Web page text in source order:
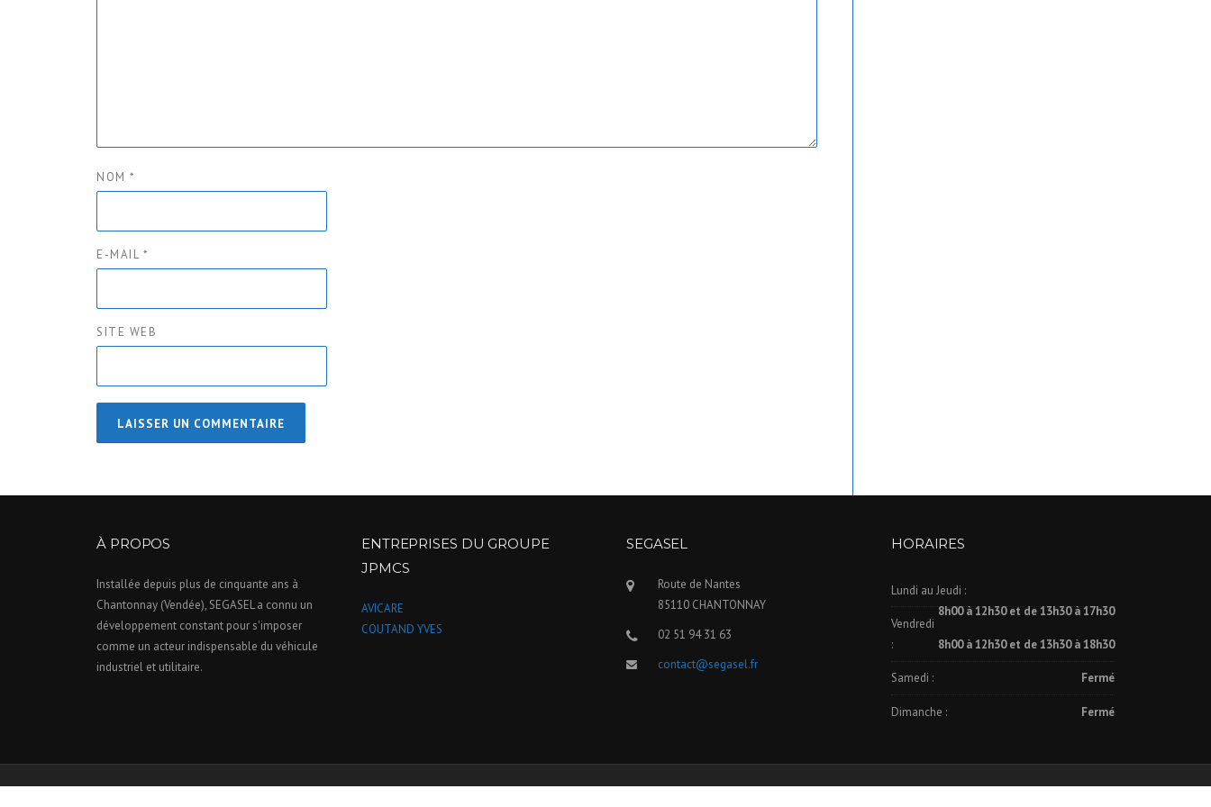
NOM *
E-MAIL *
SITE WEB
À PROPOS
Installée depuis plus de cinquante ans à
Chantonnay (Vendée), SEGASEL a connu un
développement constant pour s'imposer
comme un acteur indispensable du véhicule
industriel et utilitaire.
ENTREPRISES DU GROUPE
JPMCS
AVICARE
COUTAND YVES
SEGASEL
Route de Nantes
85110 CHANTONNAY
02 51 94 31 63
contact@segasel.fr
HORAIRES
Lundi au Jeudi :
8h00 à 12h30 et de 13h30 à 17h30
Vendredi
:
8h00 à 12h30 et de 13h30 à 18h30
Samedi : Fermé
Dimanche : Fermé